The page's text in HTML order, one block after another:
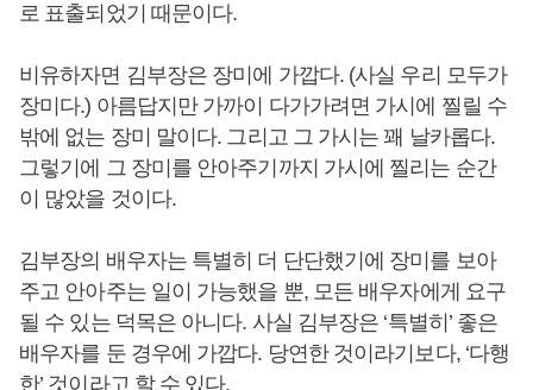
로 표출되었기 때문이다.
비유하자면 김부장은 장미에 가깝다. (사실 우리 모두가
장미다.) 아름답지만 가까이 다가가려면 가시에 찔릴 수
밖에 없는 장미 말이다. 그리고 그 가시는 꽤 날카롭다.
그렇기에 그 장미를 안아주기까지 가시에 찔리는 순간
이 많았을 것이다.
김부장의 배우자는 특별히 더 단단했기에 장미를 보아
주고 안아주는 일이 가능했을 뿐, 모든 배우자에게 요구
될 수 있는 덕목은 아니다. 사실 김부장은 ‘특별히’ 좋은
배우자를 둔 경우에 가깝다. 당연한 것이라기보다, ‘다행
한’ 것이라고 할 수 있다.